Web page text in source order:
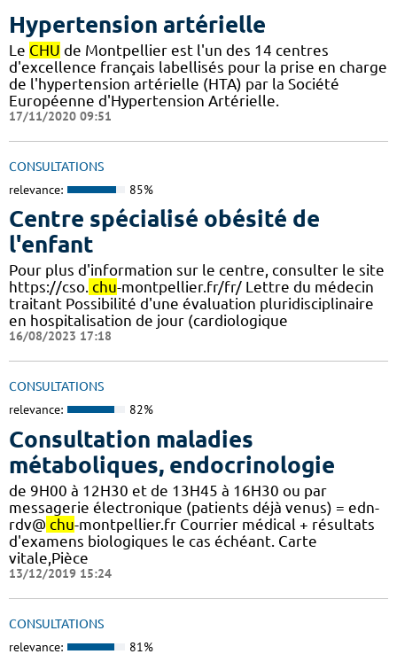
Hypertension artérielle
Le CHU de Montpellier est l'un des 14 centres
d'excellence français labellisés pour la prise en charge
de l'hypertension artérielle (HTA) par la Société
Européenne d'Hypertension Artérielle.
17/11/2020 09:51
CONSULTATIONS
relevance: 85%
Centre spécialisé obésité de
l'enfant
Pour plus d'information sur le centre, consulter le site
https://cso. chu-montpellier.fr/fr/ Lettre du médecin
traitant Possibilité d'une évaluation pluridisciplinaire
en hospitalisation de jour (cardiologique
16/08/2023 17:18
CONSULTATIONS
relevance: 82%
Consultation maladies
métaboliques, endocrinologie
de 9H00 à 12H30 et de 13H45 à 16H30 ou par
messagerie électronique (patients déjà venus) = edn-
rdv@ chu-montpellier.fr Courrier médical + résultats
d'examens biologiques le cas échéant. Carte
vitale,Pièce
13/12/2019 15:24
CONSULTATIONS
relevance: 81%